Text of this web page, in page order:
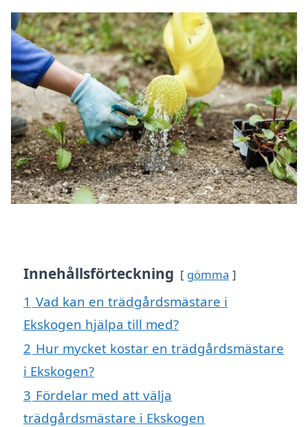
Innehållsförteckning gömma
1 Vad kan en trädgårdsmästare i
Ekskogen hjälpa till med?
2 Hur mycket kostar en trädgårdsmästare
i Ekskogen?
3 Fördelar med att välja
trädgårdsmästare i Ekskogen